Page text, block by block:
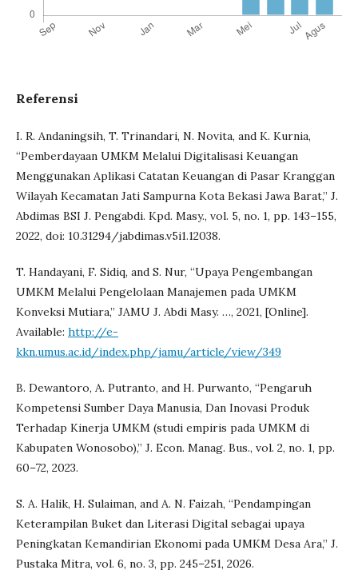
Referensi
I. R. Andaningsih, T. Trinandari, N. Novita, and K. Kurnia,
“Pemberdayaan UMKM Melalui Digitalisasi Keuangan
Menggunakan Aplikasi Catatan Keuangan di Pasar Kranggan
Wilayah Kecamatan Jati Sampurna Kota Bekasi Jawa Barat,” J.
Abdimas BSI J. Pengabdi. Kpd. Masy., vol. 5, no. 1, pp. 143–155,
2022, doi: 10.31294/jabdimas.v5i1.12038.
T. Handayani, F. Sidiq, and S. Nur, “Upaya Pengembangan
UMKM Melalui Pengelolaan Manajemen pada UMKM
Konveksi Mutiara,” JAMU J. Abdi Masy. …, 2021, [Online].
Available: http://e-
kkn.umus.ac.id/index.php/jamu/article/view/349
B. Dewantoro, A. Putranto, and H. Purwanto, “Pengaruh
Kompetensi Sumber Daya Manusia, Dan Inovasi Produk
Terhadap Kinerja UMKM (studi empiris pada UMKM di
Kabupaten Wonosobo),” J. Econ. Manag. Bus., vol. 2, no. 1, pp.
60–72, 2023.
S. A. Halik, H. Sulaiman, and A. N. Faizah, “Pendampingan
Keterampilan Buket dan Literasi Digital sebagai upaya
Peningkatan Kemandirian Ekonomi pada UMKM Desa Ara,” J.
Pustaka Mitra, vol. 6, no. 3, pp. 245–251, 2026.